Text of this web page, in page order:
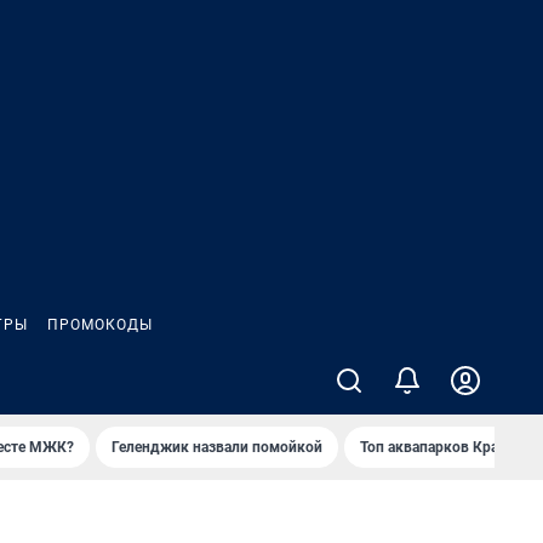
ПРОМОКОДЫ
МЖК? Геленджик назвали помойкой Топ аквапарков